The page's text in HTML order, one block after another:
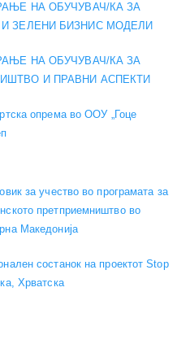
НА ОБУЧУВАЧ/КА ЗА
ЗЕЛЕНИ БИЗНИС МОДЕЛИ
НА ОБУЧУВАЧ/КА ЗА
И ПРАВНИ АСПЕКТИ
опрема во ООУ „Гоце
за учество во програмата за
претприемништво во
Македонија
состанок на проектот Stop
Хрватска